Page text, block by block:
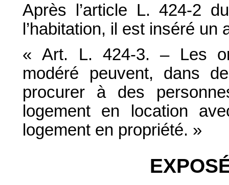
Après l’article L. 424-2
l’habitation, il est inséré
« Art. L. 424-3. – Les
modéré peuvent, dans
procurer à des
logement en location
logement en propriété. »